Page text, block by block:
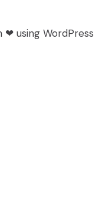
using WordPress